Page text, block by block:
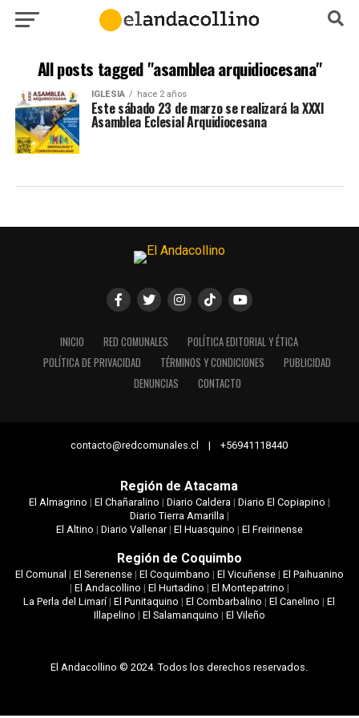
All posts tagged "asamblea arquidiocesana"
IGLESIA hace 2 años
Este sábado 23 de marzo se realizará la XXXI
Asamblea Eclesial Arquidiocesana
INICIO RED COMUNALES
POLÍTICA EDITORIAL Y ÉTICA
POLÍTICA DE PRIVACIDAD
TÉRMINOS Y CONDICIONES
PUBLICIDAD
DENUNCIAS
CONTACTO
contacto@redcomunales.cl | +56941118440
Región de Atacama
El Almagrino | El Chañaralino | Diario Caldera| Diario El Copiapino |
Diario Tierra Amarilla|
El Altino | Diario Vallenar| El Huasquino | El Freirinense
Región de Coquimbo
El Comunal | El Serenense| El Coquimbano | El Vicuñense| El Paihuanino
| El Andacollino | El Hurtadino | El Montepatrino |
La Perla del Limarí|El Punitaquino |El Combarbalino |El Canelino |El
Illapelino | El Salamanquino | El Vileño
El Andacollino © 2024. Todos los derechos reservados.